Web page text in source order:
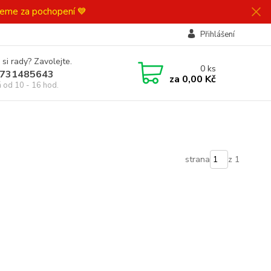
za pochopení 💙
Přihlášení
rady? Zavolejte.
od 10 - 16 hod.
0ks
za 0,00 Kč
strana z 1